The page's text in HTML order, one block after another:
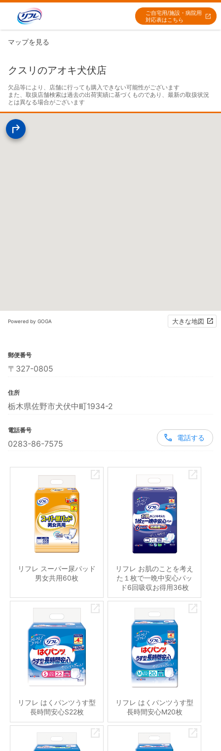
ご自宅用/施設・病院用
対応表はこちら
マップを見る
クスリのアオキ犬伏店
欠品等により、店舗に行っても購入できない可能性がございます
また、取扱店舗検索は過去の出荷実績に基づくものであり、最新の取扱状況
とは異なる場合がございます
Powered by GOGA 大きな地図
郵便番号
〒327-0805
住所
栃木県佐野市犬伏中町1934-2
電話番号
0283-86-7575
電話する
リフレ スーパー尿パッド
男女共用60枚
リフレ お肌のことを考え
た１枚で一晩中安心パッ
ド6回吸収お得用36枚
リフレ はくパンツうす型
長時間安心S22枚
リフレ はくパンツうす型
長時間安心M20枚